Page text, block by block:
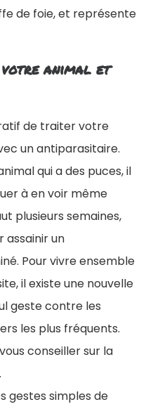
de foie, et représente
animal et
de traiter votre
un antiparasitaire.
qui a des puces, il
à en voir même
plusieurs semaines,
assainir un
Pour vivre ensemble
il existe une nouvelle
geste contre les
les plus fréquents.
conseiller sur la
gestes simples de